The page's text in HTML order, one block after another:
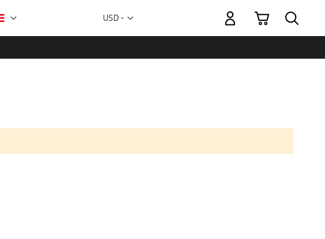
Moneda
USD -
Mi carrito